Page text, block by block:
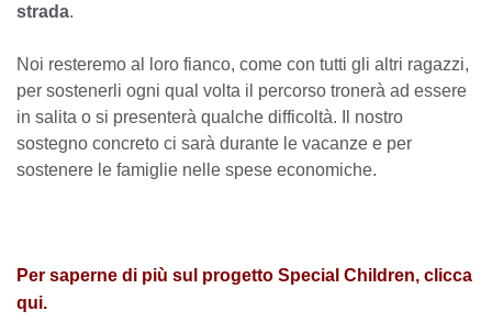
strada.
Noi resteremo al loro fianco, come con tutti gli altri ragazzi,
per sostenerli ogni qual volta il percorso tronerà ad essere
in salita o si presenterà qualche difficoltà.
Il nostro
sostegno concreto ci sarà durante le vacanze e per
sostenere le famiglie nelle spese economiche.
Per saperne di più sul progetto Special Children, clicca
qui.